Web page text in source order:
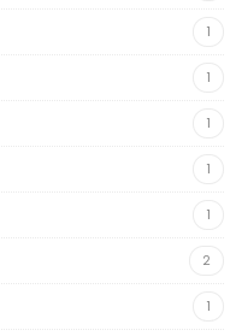
1
1
1
1
1
2
1